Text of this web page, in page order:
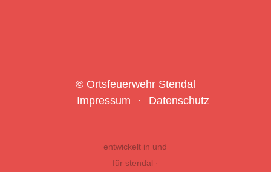
© Ortsfeuerwehr Stendal
Impressum
Datenschutz
entwickelt in und
für stendal ·